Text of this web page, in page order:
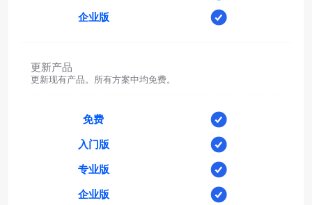
企业版
更新产品
更新现有产品。所有方案中均免费。
免费
入门版
专业版
企业版